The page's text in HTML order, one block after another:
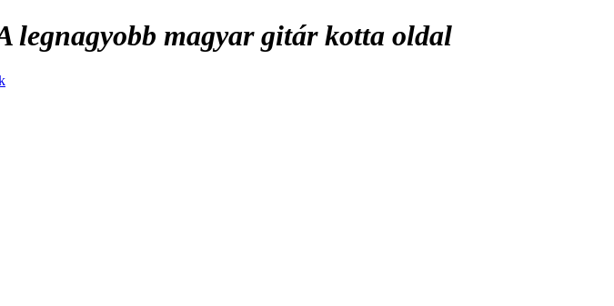
legnagyobb magyar gitár kotta oldal